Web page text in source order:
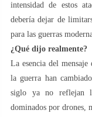
intensidad de estos
debería dejar de
para las guerras
¿Qué dijo realmente?
La esencia del mensaje
la guerra han
siglo ya no reflejan
dominados por drones,